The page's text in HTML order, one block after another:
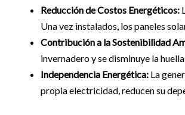
Reducción de Costos Energéticos:
Una vez instalados, los paneles
Contribución a la Sostenibilidad
invernadero y se disminuye la
Independencia Energética: La
propia electricidad, reducen su